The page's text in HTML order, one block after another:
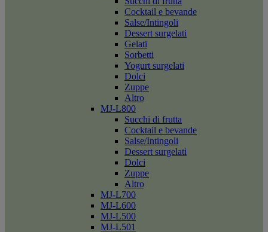
Cocktail e bevande
Salse/Intingoli
Dessert surgelati
Gelati
Sorbetti
Yogurt surgelati
Dolci
Zuppe
Altro
MJ-L800
Succhi di frutta
Cocktail e bevande
Salse/Intingoli
Dessert surgelati
Dolci
Zuppe
Altro
MJ-L700
MJ-L600
MJ-L500
MJ-L501